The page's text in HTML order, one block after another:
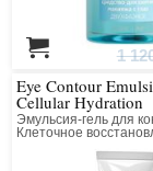
1
Eye Contour
Cellular Hydration
Эмульсия-гель для
Клеточное